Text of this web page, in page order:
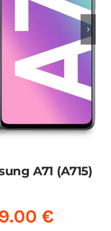

A71 (A715)
€